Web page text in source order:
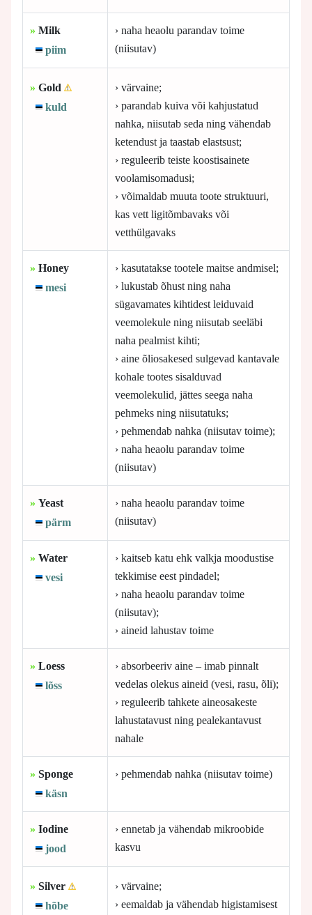
» Milk
piim
› naha heaolu parandav toime
(niisutav)
» Gold
kuld
› värvaine;
› parandab kuiva või kahjustatud
nahka, niisutab seda ning vähendab
ketendust ja taastab elastsust;
› reguleerib teiste koostisainete
voolamisomadusi;
› võimaldab muuta toote struktuuri,
kas vett ligitõmbavaks või
vetthülgavaks
» Honey
mesi
› kasutatakse tootele maitse andmisel;
› lukustab õhust ning naha
sügavamates kihtidest leiduvaid
veemolekule ning niisutab seeläbi
naha pealmist kihti;
› aine õliosakesed sulgevad kantavale
kohale tootes sisalduvad
veemolekulid, jättes seega naha
pehmeks ning niisutatuks;
› pehmendab nahka (niisutav toime);
› naha heaolu parandav toime
(niisutav)
» Yeast
pärm
› naha heaolu parandav toime
(niisutav)
» Water
vesi
› kaitseb katu ehk valkja moodustise
tekkimise eest pindadel;
› naha heaolu parandav toime
(niisutav);
› aineid lahustav toime
» Loess
lõss
› absorbeeriv aine – imab pinnalt
vedelas olekus aineid (vesi, rasu, õli);
› reguleerib tahkete aineosakeste
lahustatavust ning pealekantavust
nahale
» Sponge
käsn
› pehmendab nahka (niisutav toime)
» Iodine
jood
› ennetab ja vähendab mikroobide
kasvu
» Silver
hõbe
› värvaine;
› eemaldab ja vähendab higistamisest